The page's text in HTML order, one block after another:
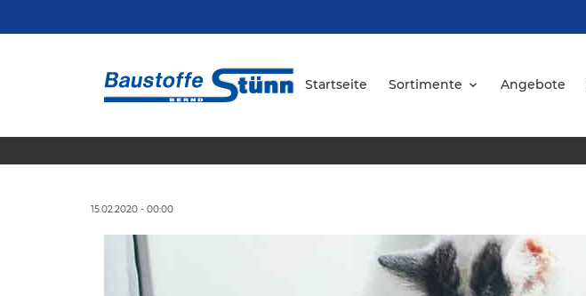
Startseite Sortimente Angebote
15.02.2020 - 00:00